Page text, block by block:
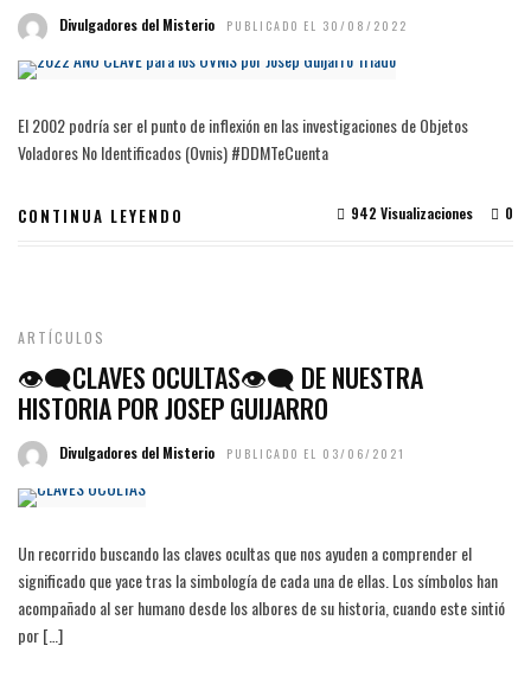
Divulgadores del Misterio PUBLICADO EL 30/08/2022
El 2002 podría ser el punto de inflexión en las investigaciones de Objetos
Voladores No Identificados (Ovnis) #DDMTeCuenta
CONTINUA LEYENDO 0
942 Visualizaciones
ARTÍCULOS
👁‍🗨CLAVES OCULTAS👁‍🗨 DE NUESTRA
HISTORIA POR JOSEP GUIJARRO
Divulgadores del Misterio PUBLICADO EL 03/06/2021
Un recorrido buscando las claves ocultas que nos ayuden a comprender el
significado que yace tras la simbología de cada una de ellas. Los símbolos han
acompañado al ser humano desde los albores de su historia, cuando este sintió
por […]